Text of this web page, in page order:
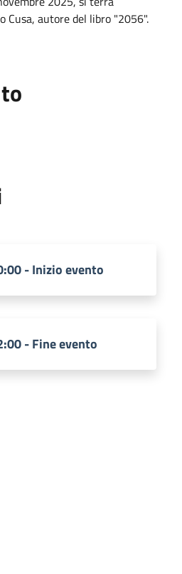
Cusa, autore del libro "2056".
- Inizio evento
- Fine evento